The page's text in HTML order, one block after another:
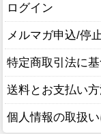
ログイン
メルマガ申込/停止
特定商取引法に
送料とお支払い
個人情報の取扱